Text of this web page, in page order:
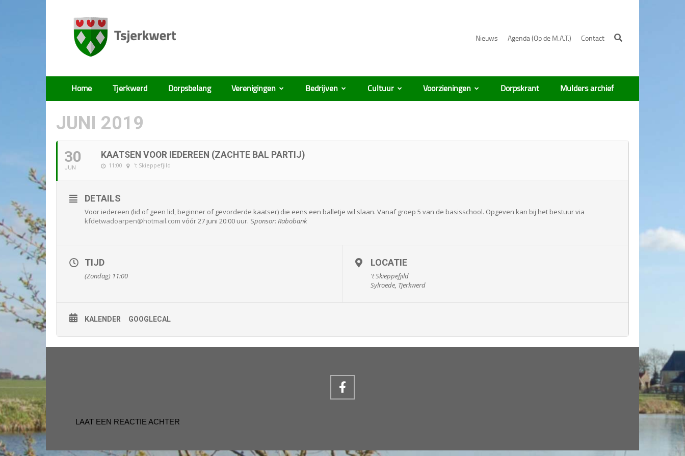
Nieuws Agenda (Op de M.A.T.) Contact
Tsjerkwert
Home Tjerkwerd Dorpsbelang Verenigingen Bedrijven Cultuur Voorzieningen Dorpskrant Mulders archief
JUNI 2019
30
JUN
KAATSEN VOOR IEDEREEN (ZACHTE BAL PARTIJ)
11:00 't Skieppefjild
DETAILS
Voor iedereen (lid of geen lid, beginner of gevorderde kaatser) die eens een balletje wil slaan. Vanaf groep 5 van de basisschool. Opgeven kan bij het bestuur via
kfdetwadoarpen@hotmail.com vóór 27 juni 20:00 uur. Sponsor: Rabobank
TIJD
(Zondag) 11:00
LOCATIE
't Skieppefjild
Sylroede, Tjerkwerd
KALENDER GOOGLECAL
LAAT EEN REACTIE ACHTER